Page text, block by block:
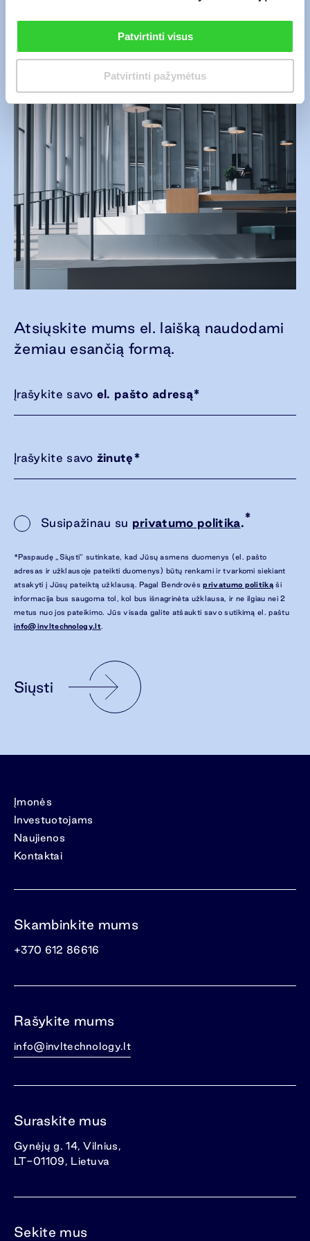
Patvirtinti visus
Patvirtinti pažymėtus
Atsiųskite mums el. laišką naudodami
žemiau esančią formą.
Įrašykite savo el. pašto adresą*
Įrašykite savo žinutę*
Susipažinau su privatumo politika.*
*Paspaudę „Siųsti“ sutinkate, kad Jūsų asmens duomenys (el. pašto
adresas ir užklausoje pateikti duomenys) būtų renkami ir tvarkomi siekiant
atsakyti į Jūsų pateiktą užklausą. Pagal Bendrovėsprivatumo politiką ši
informacija bus saugoma tol, kol bus išnagrinėta užklausa, ir ne ilgiau nei 2
metus nuo jos pateikimo. Jūs visada galite atšaukti savo sutikimą el. paštu
info@invltechnology.lt.
Siųsti
Įmonės
Investuotojams
Naujienos
Kontaktai
Skambinkite mums
+370 612 86616
Rašykite mums
info@invltechnology.lt
Suraskite mus
Gynėjų g. 14, Vilnius,
LT-01109, Lietuva
Sekite mus